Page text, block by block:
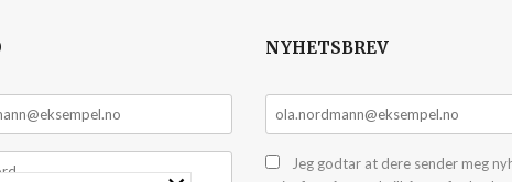
NYHETSBREV
Jeg godtar at dere sender meg